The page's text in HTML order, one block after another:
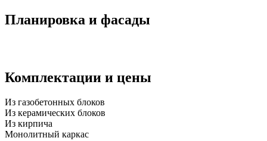
Планировка и фасады
Комплектации и цены
Из газобетонных блоков
Из керамических блоков
Из кирпича
Монолитный каркас